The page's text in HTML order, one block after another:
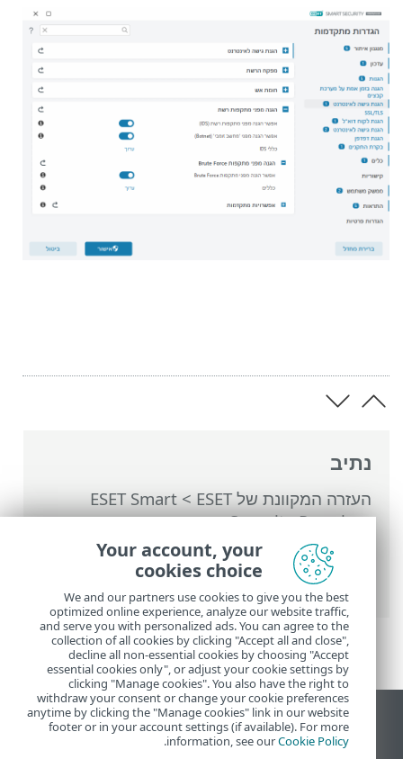
נתיב
העזרה המקוונת של ESET >
ESET Smart
Security Premium
>הגדרות מתקדמות>
>הגנת גישה לאינטרנט>הגנה מפני
מתקפות רשת (IDS)
> הגנה מפני מתקפות
Brute Force
הצג את האתר למחשב
End of Life
Your account, your
cookies choice
We and our partners use cookies to give you the best
optimized online experience, analyze our website traffic,
and serve you with personalized ads. You can agree to the
collection of all cookies by clicking "Accept all and close",
decline all non-essential cookies by choosing "Accept
essential cookies only", or adjust your cookie settings by
clicking "Manage cookies". You also have the right to
withdraw your consent or change your cookie preferences
anytime by clicking the "Manage cookies" link in our website
footer or in your account settings (if available). For more
information, see ourCookie Policy
.